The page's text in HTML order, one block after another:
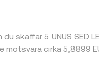
skaffar 5 UNUS SED
cirka 5,8899